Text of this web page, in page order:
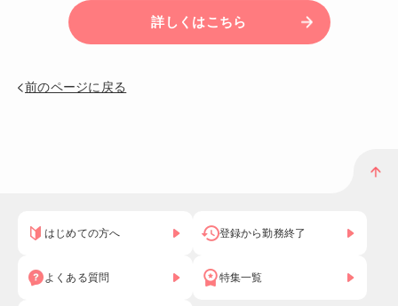
詳しくはこちら
前のページに戻る
はじめての方へ 登録から勤務終了
よくある質問 特集一覧